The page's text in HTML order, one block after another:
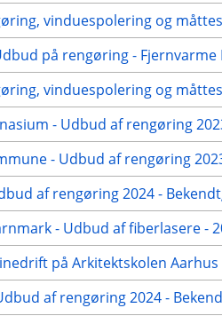
vinduespolering og
på rengøring - Fjernvarme
vinduespolering og
- Udbud af rengøring
- Udbud af rengøring
af rengøring 2024 -
- Udbud af fiberlasere -
på Arkitektskolen Aarhus
af rengøring 2024 -